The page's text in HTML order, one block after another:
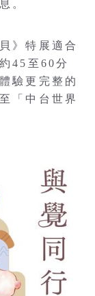
。
》特展適合
45至60分
驗更完整的
「中台世界